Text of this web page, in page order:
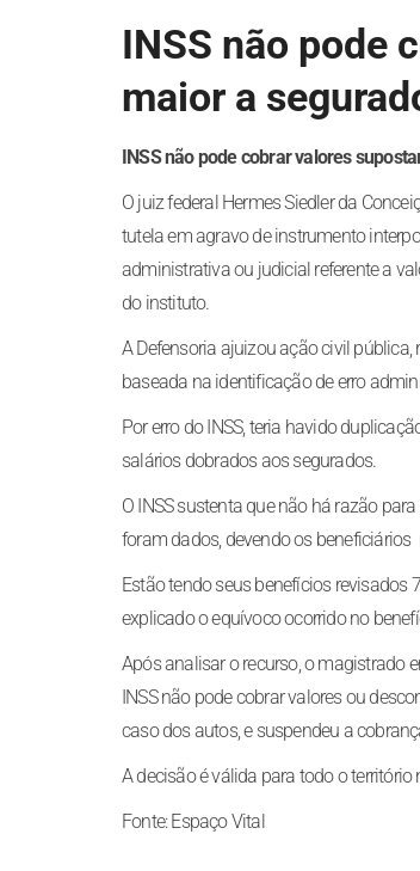
INSS não pode
maior a
INSS não pode cobrar valores
O juiz federal Hermes Siedler da
tutela em agravo de instrumento
administrativa ou judicial referente a
do instituto.
A Defensoria ajuizou ação civil
baseada na identificação de erro
Por erro do INSS, teria havido
salários dobrados aos segurados.
O INSS sustenta que não há razão
foram dados, devendo os beneficiários
Estão tendo seus benefícios revisados
explicado o equívoco ocorrido no
Após analisar o recurso, o magistrado
INSS não pode cobrar valores ou
caso dos autos, e suspendeu a
A decisão é válida para todo o
Fonte: Espaço Vital